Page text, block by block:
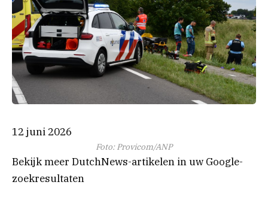
12 juni 2026
Foto: Provicom/ANP
Bekijk meer DutchNews-artikelen in uw Google-
zoekresultaten